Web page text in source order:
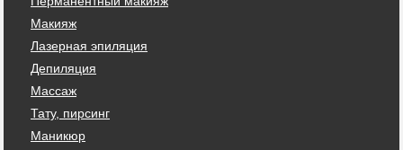
Макияж
Лазерная эпиляция
Депиляция
Массаж
Тату, пирсинг
Маникюр